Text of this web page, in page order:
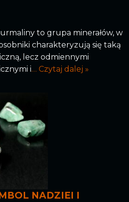
to grupa minerałów, w
charakteryzują się taką
lecz odmiennymi
i… Czytaj dalej »
NADZIEI I